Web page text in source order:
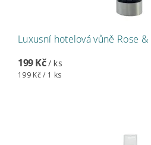
Luxusní hotelová vůně Rose
199 Kč/ ks
199 Kč / 1 ks